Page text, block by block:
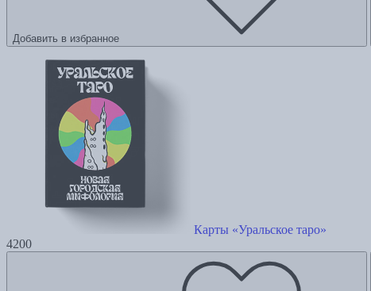
Добавить в избранное
Карты «Уральское таро»
4200